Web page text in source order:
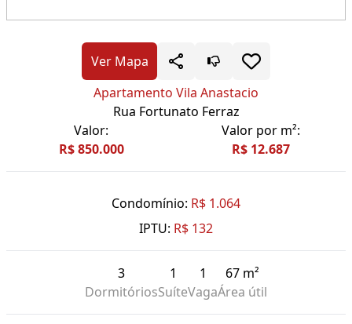
Ver Mapa
Apartamento Vila Anastacio
Rua Fortunato Ferraz
Valor:
R$ 850.000
Valor por m²:
R$ 12.687
Condomínio: R$ 1.064
IPTU: R$ 132
3
Dormitórios
1
Suíte
1
Vaga
67 m²
Área útil